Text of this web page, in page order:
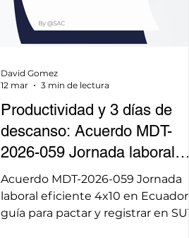
Productividad y 3 días de
descanso: Acuerdo MDT-
2026-059 Jornada laboral
eficiente 4x10 en Ecuador
como ventaja competitiva
Acuerdo MDT-2026-059 Jornada
laboral eficiente 4x10 en Ecuador:
guía para pactar y registrar en SUT
David Gomez
12 mar
3 min de lectura